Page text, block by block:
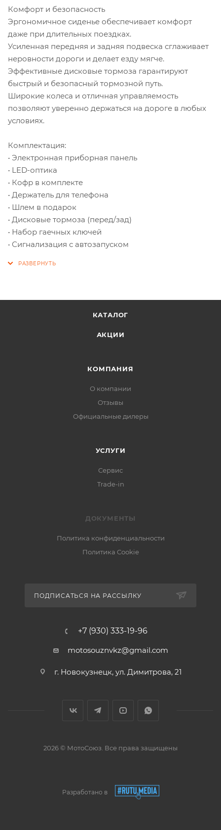
Комфорт и безопасность
Эргономичное сиденье обеспечивает комфорт
даже при длительных поездках.
Усиленная передняя и задняя подвеска сглаживает
неровности дороги и делает езду мягче.
Эффективные дисковые тормоза гарантируют
быстрый и безопасный тормозной путь.
Широкие колеса и отличная управляемость
позволяют уверенно держаться на дороге в любых
условиях.
Комплектация:
• Электронная приборная панель
• LED-оптика
• Кофр в комплекте
• Держатель для телефона
• Шлем в подарок
• Дисковые тормоза (перед/зад)
• Набор гаечных ключей
• Сигнализация с автозапуском
КАТАЛОГ
АКЦИИ
КОМПАНИЯ
О компании
Отзывы
Официальные дилеры
УСЛУГИ
Сервис
Trade-in
ДОКУМЕНТЫ
Политика конфиденциальности
Политика Cookie
ПОДПИСАТЬСЯ НА РАССЫЛКУ
+7 (930) 333-19-96
motosouznvkz@gmail.com
г. Новокузнецк, ул. Димитрова, 21
2026 © МотоСоюз. Все права защищены
Разработано в